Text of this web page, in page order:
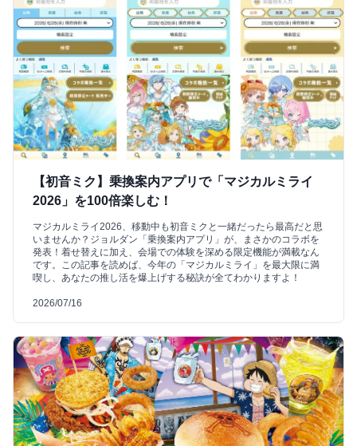
【初音ミク】乗換案内アプリで「マジカルミライ
2026」を100倍楽しむ！
マジカルミライ2026、移動中も初音ミクと一緒だったら最高だと思
いませんか？ジョルダン「乗換案内アプリ」が、まさかのコラボを
発表！着せ替えに加え、会場での体験を深める限定機能が満載なん
です。この記事を読めば、今年の「マジカルミライ」を最大限に満
喫し、あなたの推し活を爆上げする秘訣が全てわかりますよ！
2026/07/16